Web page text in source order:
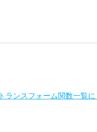
トランスフォーム関数一覧に